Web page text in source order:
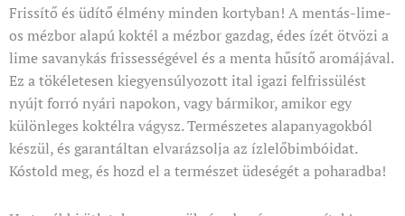
Frissítő és üdítő élmény minden kortyban! A mentás-lime-
os mézbor alapú koktél a mézbor gazdag, édes ízét ötvözi a
lime savanykás frissességével és a menta hűsítő aromájával.
Ez a tökéletesen kiegyensúlyozott ital igazi felfrissülést
nyújt forró nyári napokon, vagy bármikor, amikor egy
különleges koktélra vágysz. Természetes alapanyagokból
készül, és garantáltan elvarázsolja az ízlelőbimbóidat.
Kóstold meg, és hozd el a természet üdeségét a poharadba!